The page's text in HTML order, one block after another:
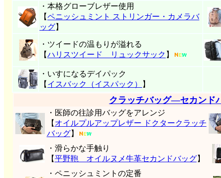
・本格グローブレザー使用
【ペニッシュミント ストリンガー・カメラバ
ッグ】
・ツイードの温もりが溢れる
【ハリスツイード リュックサック 】
・いすになるデイパック
【 イスバック（イスパック） 】
クラッチバッグ―セカンド
・医師の往診用バッグをアレンジ
【 オイルプルアップレザー ドクタークラッチ
バッグ】
・滑らかな手触り
【平野鞄 オイルヌメ牛革セカンドバッグ】
・ペニッシュミントの定番